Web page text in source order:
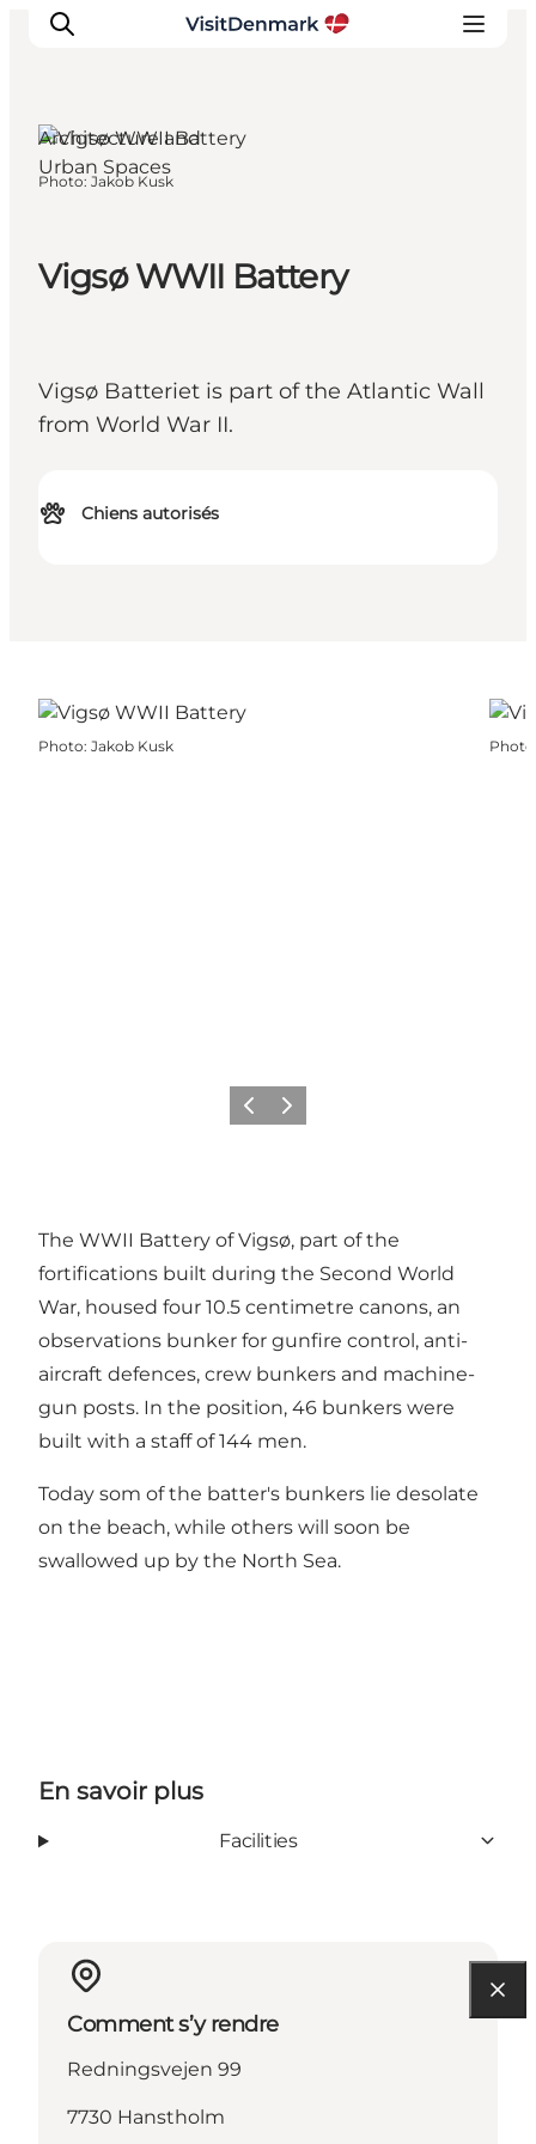
Quoi faire
Hébergements
Vigsø WWII Battery
Vigsø Batteriet is part of the Atlantic Wall
from World War II.
Chiens autorisés
Architecture and
Urban Spaces
Photo: Jakob Kusk
Photo: Jakob Kusk Photo
PrécédentSuivant
The WWII Battery of Vigsø, part of the
fortifications built during the Second World
War, housed four 10.5 centimetre canons, an
observations bunker for gunfire control, anti-
aircraft defences, crew bunkers and machine-
gun posts. In the position, 46 bunkers were
built with a staff of 144 men.
Today som of the batter's bunkers lie desolate
on the beach, while others will soon be
swallowed up by the North Sea.
En savoir plus
Facilities
Comment s’y rendre
Redningsvejen 99
7730 Hanstholm